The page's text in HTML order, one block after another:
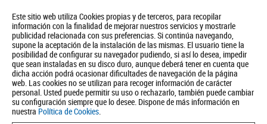
Este sitio web utiliza Cookies propias y de terceros, para recopilar
información con la finalidad de mejorar nuestros servicios y mostrarle
publicidad relacionada con sus preferencias. Si continúa navegando,
supone la aceptación de la instalación de las mismas. El usuario tiene la
posibilidad de configurar su navegador pudiendo, si así lo desea, impedir
que sean instaladas en su disco duro, aunque deberá tener en cuenta que
dicha acción podrá ocasionar dificultades de navegación de la página
web. Las cookies no se utilizan para recoger información de carácter
personal. Usted puede permitir su uso o rechazarlo, también puede cambiar
su configuración siempre que lo desee. Dispone de más información en
nuestra Política de Cookies.
Quiénes somos Turismo Política de Privacidad Aviso Legal
Política de Cookies
BUSCAR